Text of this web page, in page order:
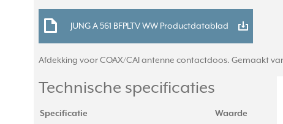
JUNG A 561 BFPLTV WW Productdatablad
Afdekking voor COAX/CAI antenne contactdoos. Gemaakt
Technische specificaties
Specificatie Waarde